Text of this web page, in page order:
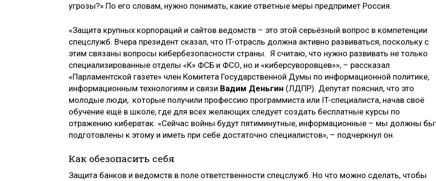
угрозы?» По его словам, нужно понимать, какие ответные меры предпримет Россия.
«Защита крупных корпораций и сайтов ведомств – это этой серьёзный вопрос в компетенции
спецслужб. Вчера президент сказал, что IT-отрасль должна активно развиваться, поскольку с
этим связаны вопросы кибербезопасности страны. Я считаю, что нужно развивать не только
специализированные отделы «К» ФСБ и ФСО, но и «киберсуворовцев»», – рассказал
«Парламентской газете» член Комитета Государственной Думы по информационной политике,
информационным технологиям и связи Вадим Деньгин (ЛДПР). Депутат пояснил, что это
молодые люди, которые получили профессию программиста или IT-специалиста, начав своё
обучение ещё в школе, где для всех желающих следует создать бесплатные курсы по
отражению кибератак. «Сейчас войны будут пятиминутные, информационные – мы должны
подготовлены к этому и иметь при себе достаточно специалистов», – подчеркнул он.
Как обезопасить себя
Защита банков и ведомств в поле ответственности спецслужб. Но что можно сделать, чтобы